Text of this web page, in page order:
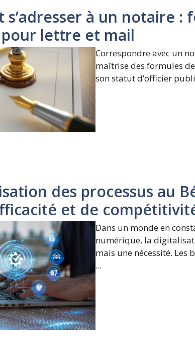
s’adresser à un notaire :
lettre et mail
Correspondre avec un
maîtrise des formules
son statut d’officier
des processus au
et de
Dans un monde en
numérique, la
mais une nécessité. Les
...